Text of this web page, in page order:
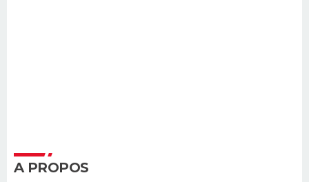
A PROPOS